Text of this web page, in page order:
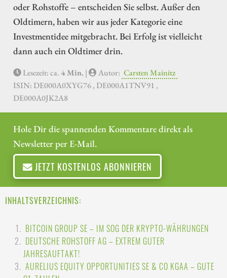
oder Rohstoffe – entscheiden Sie selbst. Außer den
Oldtimern, haben wir aus jeder Kategorie eine
Investmentidee mitgebracht. Bei Erfolg ist vielleicht
dann auch ein Oldtimer drin.
Lesezeit: ca.4 Min. | Autor: Carsten Mainitz
ISIN: DE000A0XYG76 , DE000A1TNV91 ,
DE000A0JK2A8
Hole Dir die spannenden Kommentare direkt als
Newsletter per E-Mail.
JETZT KOSTENLOS ABONNIEREN
INHALTSVERZEICHNIS:
BITCOIN GROUP SE – IM SOG DER KRYPTO-WÄHRUNGEN
DEUTSCHE ROHSTOFF AG – EXTREM GUTER
JAHRESAUFTAKT!
AURELIUS EQUITY OPPORTUNITIES SE & CO KGAA – GUTE